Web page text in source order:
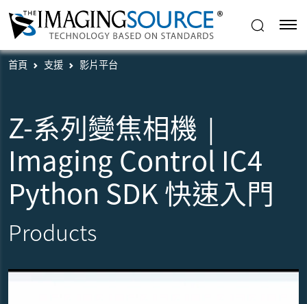
首頁 支援 影片平台
Z-系列變焦相機｜
Imaging Control IC4
Python SDK 快速入門
Products
播放影片